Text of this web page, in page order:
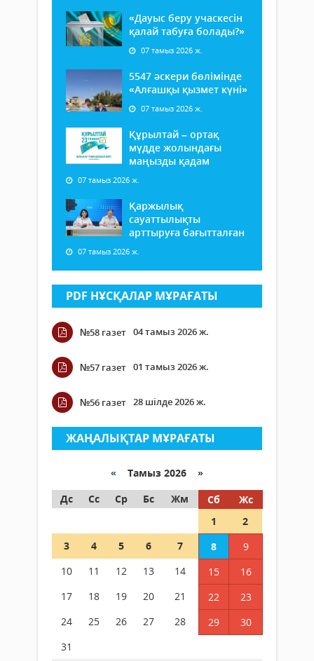
«Дауыс беру учаскесін
қалай табуға болады?»
07 тамыз 2026 ж.
5547 әскери бөлімінде
«Алғашқы қызмет күні»
07 тамыз 2026 ж.
Құрылтай – ортақ
мүдде жолындағы
маңызды қадам
07 тамыз 2026 ж.
Қаржылық
сауаттылықты
арттыруға бағытталған
07 тамыз 2026 ж.
PDF НҰСҚАЛАР МҰРАҒАТЫ
№58 газет 04 тамыз 2026 ж.
№57 газет 01 тамыз 2026 ж.
№56 газет 28 шілде 2026 ж.
ЖАҢАЛЫҚТАР МҰРАҒАТЫ
« Тамыз 2026 »
Дс
Сс Ср Бс Жм Сб
Жс
1
2
3
4 5 6 7 8
9
10
11 12 13 14 15
16
17
18 19 20 21 22
23
24
25 26 27 28 29
30
31